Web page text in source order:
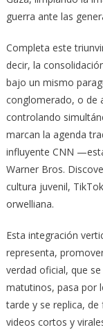
guerra ante las
Completa este
decir, la
bajo un mismo
conglomerado, o de
controlando
marcan la agenda
influyente CNN
Warner Bros.
cultura juvenil,
orwelliana.
Esta integración
representa,
verdad oficial, que
matutinos, pasa por
tarde y se replica,
videos cortos y